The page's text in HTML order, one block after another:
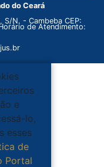
do Ceará
S/N. - Cambeba CEP:
de Atendimento:
e
lo,
esses
de
Portal